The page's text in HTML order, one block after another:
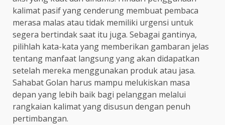
kalimat pasif yang cenderung membuat pembaca
merasa malas atau tidak memiliki urgensi untuk
segera bertindak saat itu juga. Sebagai gantinya,
pilihlah kata-kata yang memberikan gambaran jelas
tentang manfaat langsung yang akan didapatkan
setelah mereka menggunakan produk atau jasa.
Sahabat Golan harus mampu melukiskan masa
depan yang lebih baik bagi pelanggan melalui
rangkaian kalimat yang disusun dengan penuh
pertimbangan.